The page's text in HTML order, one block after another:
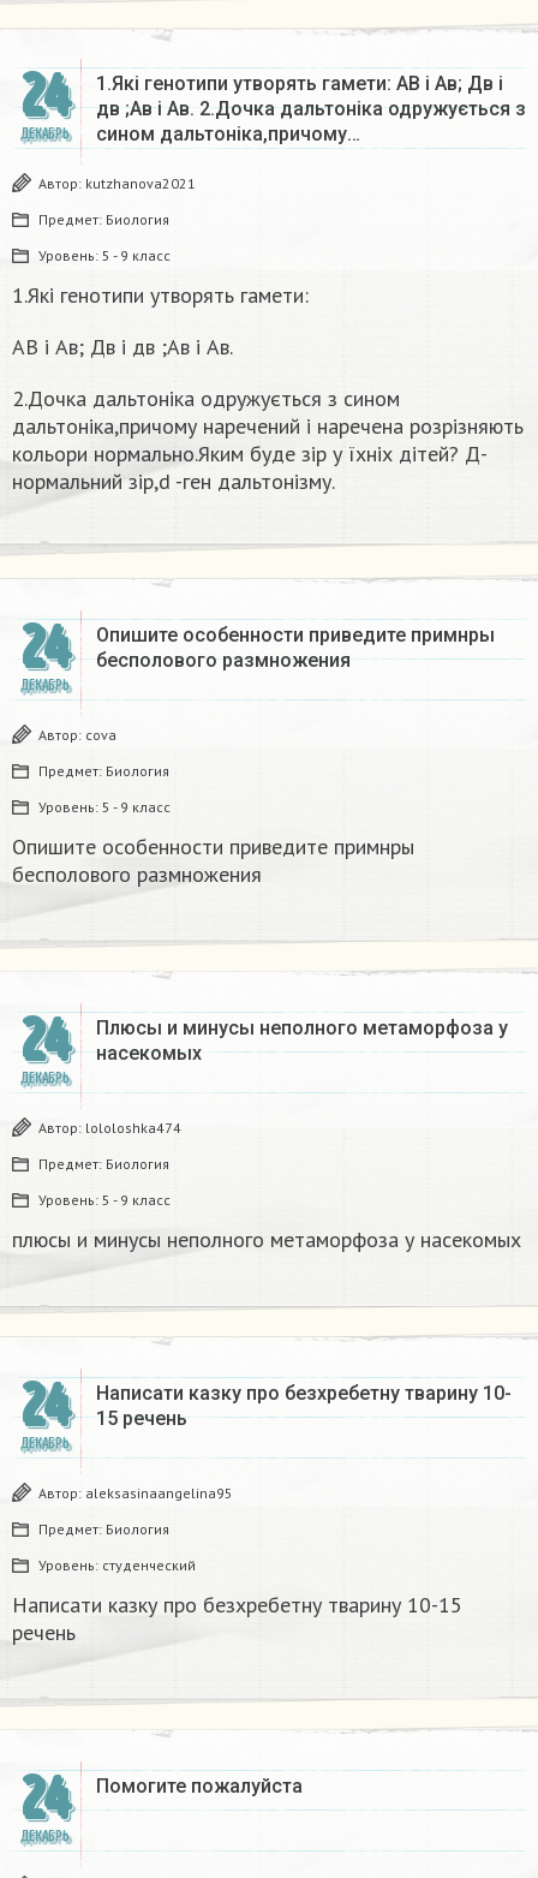
24
ДЕКАБРЬ
1.Які генотипи утворять гамети: АВ і Ав; Дв і
дв ;Ав і Ав. 2.Дочка дальтоніка одружується з
сином дальтоніка,причому…
Автор: kutzhanova2021
Предмет: Биология
Уровень: 5 - 9 класс
1.Які генотипи утворять гамети:
АВ і Ав; Дв і дв ;Ав і Ав.
2.Дочка дальтоніка одружується з сином
дальтоніка,причому наречений і наречена розрізняють
кольори нормально.Яким буде зір у їхніх дітей? Д-
нормальний зір,d -ген дальтонізму.
24
ДЕКАБРЬ
Опишите особенности приведите примнры
бесполового размножения
Автор: covа
Предмет: Биология
Уровень: 5 - 9 класс
Опишите особенности приведите примнры
бесполового размножения
24
ДЕКАБРЬ
Плюсы и минусы неполного метаморфоза у
насекомых​
Автор: lololoshka474
Предмет: Биология
Уровень: 5 - 9 класс
плюсы и минусы неполного метаморфоза у насекомых​
24
ДЕКАБРЬ
Написати казку про безхребетну тварину 10-
15 речень​
Автор: aleksasinaangelina95
Предмет: Биология
Уровень: студенческий
Написати казку про безхребетну тварину 10-15
речень​
24
ДЕКАБРЬ
Помогите пожалуйста ​